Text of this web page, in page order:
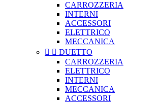
CARROZZERIA
INTERNI
ACCESSORI
ELETTRICO
MECCANICA
  DUETTO
CARROZZERIA
ELETTRICO
INTERNI
MECCANICA
ACCESSORI